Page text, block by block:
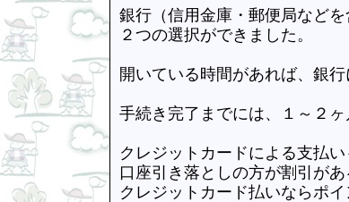
銀行（信用金庫・郵便局など
２つの選択ができました。
開いている時間があれば、銀行
手続き完了までには、１～２ヶ
クレジットカードによる支払い
口座引き落としの方が割引が
クレジットカード払いならポイ